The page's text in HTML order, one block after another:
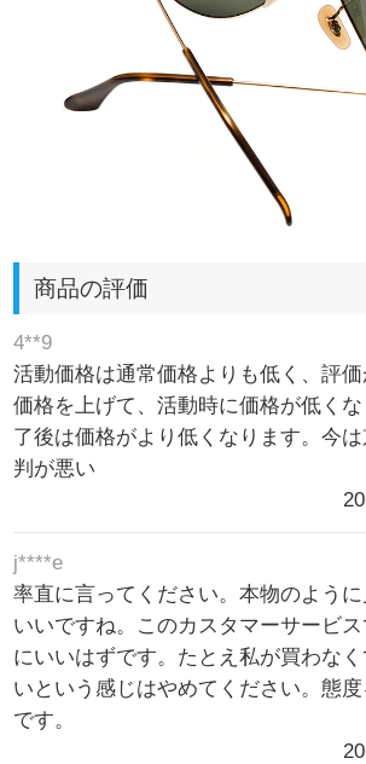
商品の評価
4**9
活動価格は通常価格よりも低く、評
価格を上げて、活動時に価格が低く
了後は価格がより低くなります。今
判が悪い
j****e
率直に言ってください。本物のよう
いいですね。このカスタマーサービ
にいいはずです。たとえ私が買わな
いという感じはやめてください。態
です。